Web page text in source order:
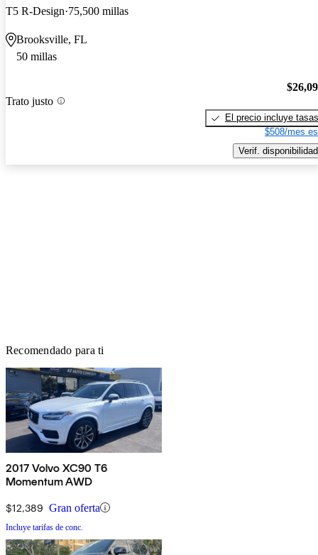
T5 R-Design 75,500 millas
Brooksville, FL
50 millas
Trato justo
El precio incluye tasas
$508/mes
Verif. disponibilidad
Recomendado para ti
2017 Volvo XC90 T6
Momentum AWD
$12,389 Gran oferta
Incluye tarifas de conc.